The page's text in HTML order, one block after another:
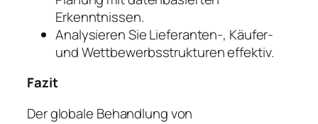
Erkenntnissen.
Analysieren Sie Lieferanten-, Käufer-
und Wettbewerbsstrukturen effektiv.
Fazit
Der globale Behandlung von